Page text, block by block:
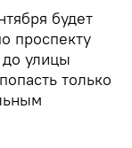
будет
проспекту
улицы
только